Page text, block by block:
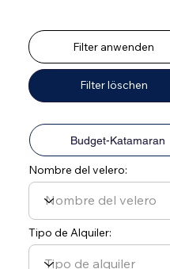
Filter anwenden
Filter löschen
Budget-Katamaran
Nombre del velero:
Tipo de Alquiler: